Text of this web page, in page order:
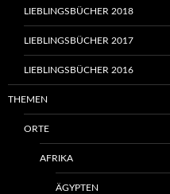
LIEBLINGSBÜCHER 2018
LIEBLINGSBÜCHER 2017
LIEBLINGSBÜCHER 2016
THEMEN
ORTE
AFRIKA
ÄGYPTEN